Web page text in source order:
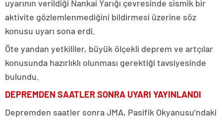
uyarının verildiği Nankai Yarığı çevresinde sismik bir
aktivite gözlemlenmediğini bildirmesi üzerine söz
konusu uyarı sona erdi.
Öte yandan yetkililer, büyük ölçekli deprem ve artçılar
konusunda hazırlıklı olunması gerektiği tavsiyesinde
bulundu.
DEPREMDEN SAATLER SONRA UYARI YAYINLANDI
Depremden saatler sonra JMA, Pasifik Okyanusu’ndaki